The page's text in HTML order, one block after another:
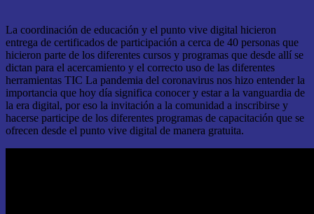
La coordinación de educación y el punto vive digital hicieron
entrega de certificados de participación a cerca de 40 personas que
hicieron parte de los diferentes cursos y programas que desde allí se
dictan para el acercamiento y el correcto uso de las diferentes
herramientas TIC La pandemia del coronavirus nos hizo entender la
importancia que hoy día significa conocer y estar a la vanguardia de
la era digital, por eso la invitación a la comunidad a inscribirse y
hacerse participe de los diferentes programas de capacitación que se
ofrecen desde el punto vive digital de manera gratuita.